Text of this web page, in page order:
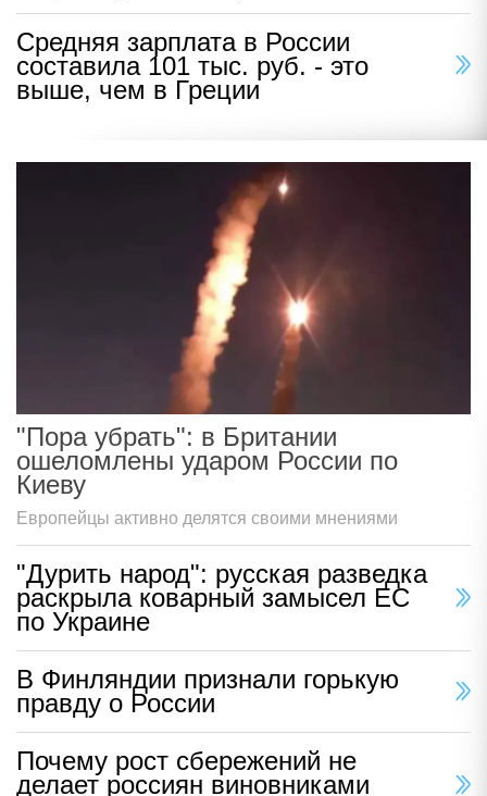
Средняя зарплата в России
составила 101 тыс. руб. - это
выше, чем в Греции
"Пора убрать": в Британии
ошеломлены ударом России по
Киеву
Европейцы активно делятся своими мнениями
"Дурить народ": русская разведка
раскрыла коварный замысел ЕС
по Украине
В Финляндии признали горькую
правду о России
Почему рост сбережений не
делает россиян виновниками